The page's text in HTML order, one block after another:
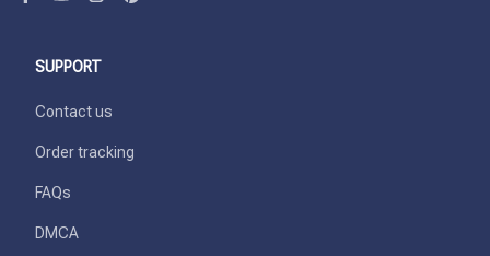
SUPPORT
Contact us
Order tracking
FAQs
DMCA